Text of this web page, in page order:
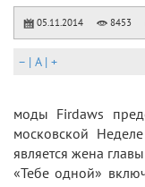
05.11.2014 8453
– | A| +
моды Firdaws
московской
является жена
«Тебе одной»